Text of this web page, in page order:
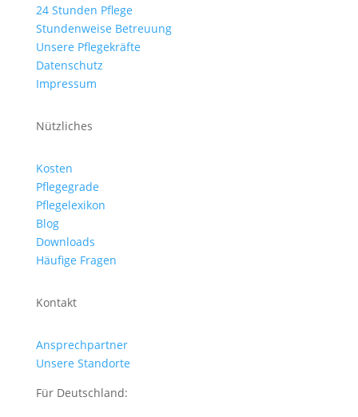
24 Stunden Pflege
Stundenweise Betreuung
Unsere Pflegekräfte
Datenschutz
Impressum
Nützliches
Kosten
Pflegegrade
Pflegelexikon
Blog
Downloads
Häufige Fragen
Kontakt
Ansprechpartner
Unsere Standorte
Für Deutschland: